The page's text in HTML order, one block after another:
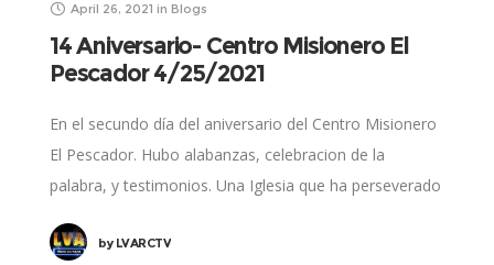
April 26, 2021 in Blogs
14 Aniversario- Centro Misionero El
Pescador 4/25/2021
En el secundo día del aniversario del Centro Misionero
El Pescador. Hubo alabanzas, celebracion de la
palabra, y testimonios. Una Iglesia que ha perseverado
byLVARCTV